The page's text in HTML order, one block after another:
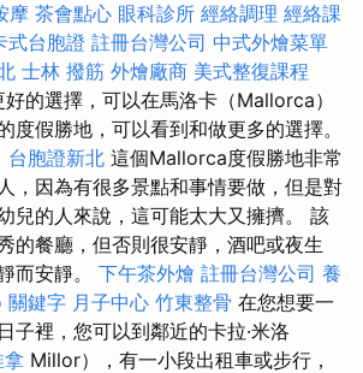
摩 茶會點心 眼科診所 經絡調理 經絡課
式台胞證 註冊台灣公司 中式外燴菜單
士林 撥筋 外燴廠商 美式整復課程
的選擇，可以在馬洛卡（Mallorca）
度假勝地，可以看到和做更多的選擇。
台胞證新北 這個Mallorca度假勝地非常
，因為有很多景點和事情要做，但是對
兒的人來說，這可能太大又擁擠。 該
的餐廳，但否則很安靜，酒吧或夜生
而安靜。 下午茶外燴 註冊台灣公司 養
關鍵字 月子中心 竹東整骨 在您想要一
子裡，您可以到鄰近的卡拉·米洛
拿 Millor），有一小段出租車或步行，